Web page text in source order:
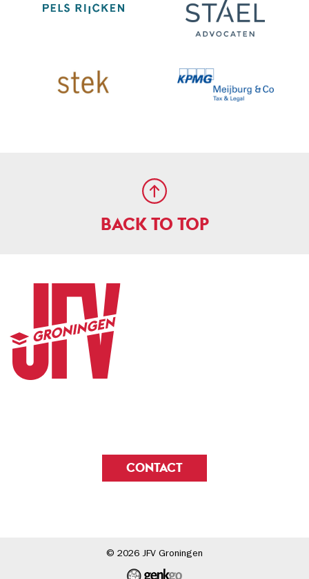
BACK TO TOP
CONTACT
© 2026 JFV Groningen